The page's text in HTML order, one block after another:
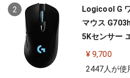
2
Logicool G
マウス
5Kセンサー
YNC RGB
応 ゲーミン
¥ 9,700
2447人が使